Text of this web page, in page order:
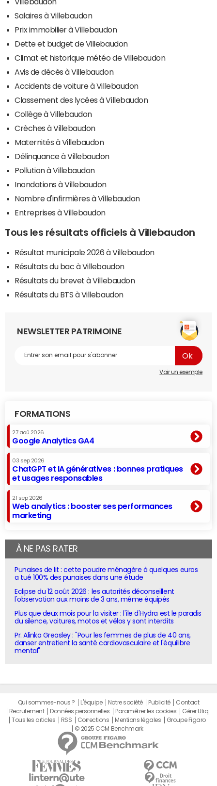
Salaires à Villebaudon
Prix immobilier à Villebaudon
Dette et budget de Villebaudon
Climat et historique météo de Villebaudon
Avis de décès à Villebaudon
Accidents de voiture à Villebaudon
Classement des lycées à Villebaudon
Collège à Villebaudon
Crèches à Villebaudon
Maternités à Villebaudon
Délinquance à Villebaudon
Pollution à Villebaudon
Inondations à Villebaudon
Nombre d'infirmières à Villebaudon
Entreprises à Villebaudon
Tous les résultats officiels à Villebaudon
Résultat municipale 2026 à Villebaudon
Résultats du bac à Villebaudon
Résultats du brevet à Villebaudon
Résultats du BTS à Villebaudon
NEWSLETTER PATRIMOINE
Voir un exemple
FORMATIONS
27 aoû 2026
Google Analytics GA4
03 sep 2026
ChatGPT et IA génératives : bonnes pratiques
et usages responsables
21 sep 2026
Web analytics : booster ses performances
marketing
À NE PAS RATER
Punaises de lit : cette poudre ménagère à quelques euros
a tué 100% des punaises dans une étude
Eclipse du 12 août 2026 : les autorités déconseillent
l'observation aux moins de 3 ans, même équipés
Plus que deux mois pour la visiter : l'île d'Hydra est le paradis
du silence, voitures, motos et vélos y sont interdits
Pr. Alinka Greasley : "Pour les femmes de plus de 40 ans,
danser entretient la santé cardiovasculaire et l'équilibre
mental"
Qui sommes-nous ? L'équipe Notre société Publicité
Contact
Recrutement
Données personnelles Paramétrer les cookies
Gérer Utiq
Tous les articles
RSS Corrections Mentions légales
Groupe Figaro
© 2025 CCM Benchmark